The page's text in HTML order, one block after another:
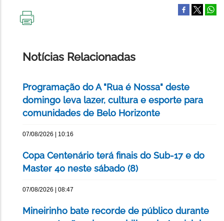
Notícias Relacionadas
Programação do A "Rua é Nossa" deste
domingo leva lazer, cultura e esporte para
comunidades de Belo Horizonte
07/08/2026 | 10:16
Copa Centenário terá finais do Sub-17 e do
Master 40 neste sábado (8)
07/08/2026 | 08:47
Mineirinho bate recorde de público durante